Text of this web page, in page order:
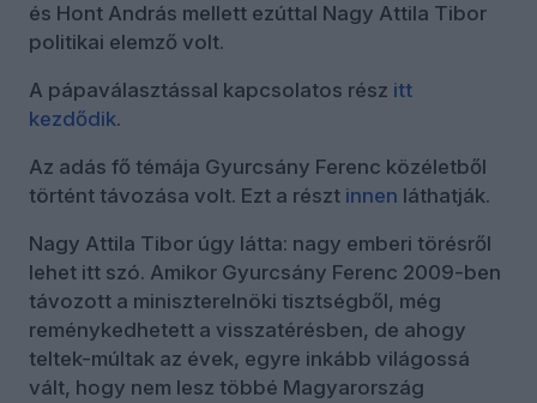
és Hont András mellett ezúttal Nagy Attila Tibor
politikai elemző volt.
A pápaválasztással kapcsolatos rész itt
kezdődik.
Az adás fő témája Gyurcsány Ferenc közéletből
történt távozása volt. Ezt a részt innen láthatják.
Nagy Attila Tibor úgy látta: nagy emberi törésről
lehet itt szó. Amikor Gyurcsány Ferenc 2009-ben
távozott a miniszterelnöki tisztségből, még
reménykedhetett a visszatérésben, de ahogy
teltek-múltak az évek, egyre inkább világossá
vált, hogy nem lesz többé Magyarország